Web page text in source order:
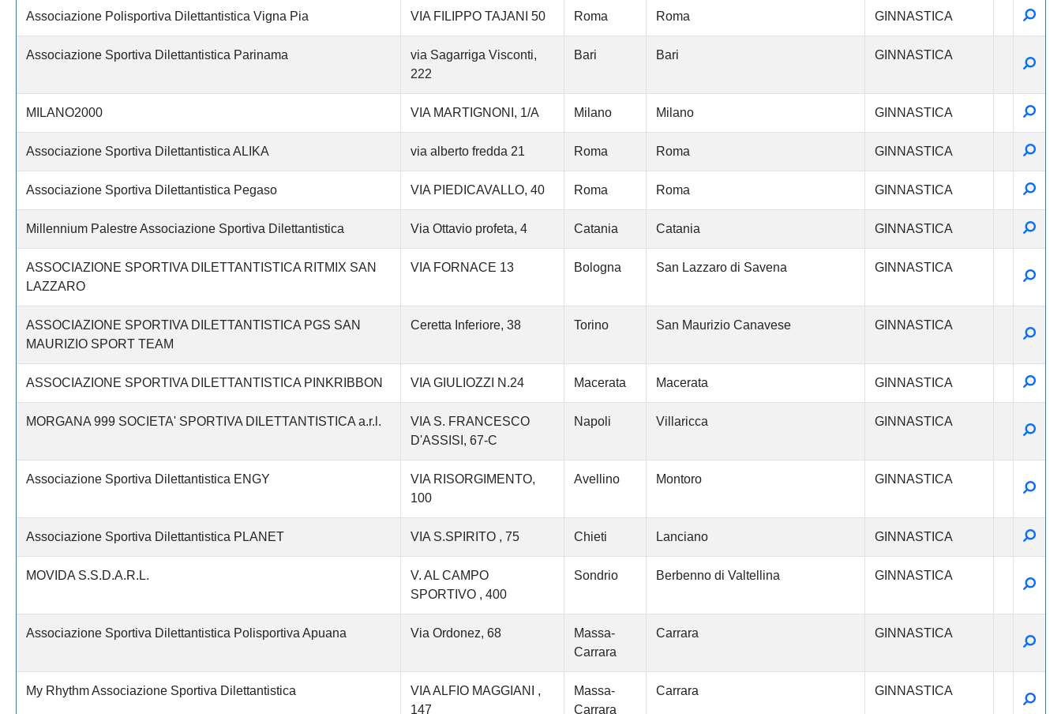
Associazione Polisportiva Dilettantistica Vigna Pia VIA FILIPPO TAJANI 50 Roma Roma GINNASTICA
Associazione Sportiva Dilettantistica Parinama
via Sagarriga Visconti,
222
Bari Bari GINNASTICA
MILANO2000 VIA MARTIGNONI, 1/A Milano Milano GINNASTICA
Associazione Sportiva Dilettantistica ALIKA via alberto fredda 21 Roma Roma GINNASTICA
Associazione Sportiva Dilettantistica Pegaso VIA PIEDICAVALLO, 40 Roma Roma GINNASTICA
Millennium Palestre Associazione Sportiva Dilettantistica Via Ottavio profeta, 4 Catania Catania GINNASTICA
ASSOCIAZIONE SPORTIVA DILETTANTISTICA RITMIX SAN
LAZZARO
VIA FORNACE 13 Bologna San Lazzaro di Savena GINNASTICA
ASSOCIAZIONE SPORTIVA DILETTANTISTICA PGS SAN
MAURIZIO SPORT TEAM
Ceretta Inferiore, 38 Torino San Maurizio Canavese GINNASTICA
ASSOCIAZIONE SPORTIVA DILETTANTISTICA PINKRIBBON VIA GIULIOZZI N.24 Macerata Macerata GINNASTICA
MORGANA 999 SOCIETA' SPORTIVA DILETTANTISTICA a.r.l.
VIA S. FRANCESCO
D'ASSISI, 67-C
Napoli Villaricca GINNASTICA
Associazione Sportiva Dilettantistica ENGY
VIA RISORGIMENTO,
100
Avellino Montoro GINNASTICA
Associazione Sportiva Dilettantistica PLANET VIA S.SPIRITO , 75 Chieti Lanciano GINNASTICA
MOVIDA S.S.D.A.R.L.
V. AL CAMPO
SPORTIVO , 400
Sondrio Berbenno di Valtellina GINNASTICA
Associazione Sportiva Dilettantistica Polisportiva Apuana Via Ordonez, 68
Massa-
Carrara
Carrara GINNASTICA
My Rhythm Associazione Sportiva Dilettantistica
VIA ALFIO MAGGIANI ,
147
Massa-
Carrara
Carrara GINNASTICA